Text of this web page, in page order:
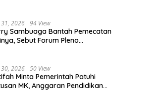
31, 2026 94 View
Sambuaga Bantah Pemecatan
Sebut Forum Pleno
30, 2026 50 View
Minta Pemerintah Patuhi
MK, Anggaran Pendidikan